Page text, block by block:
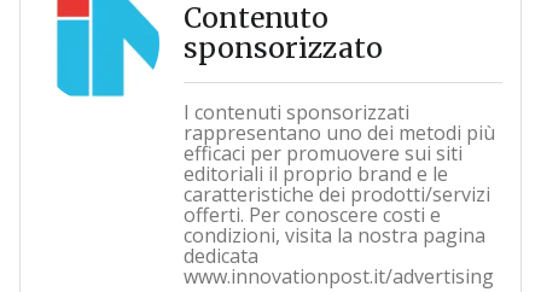
Contenuto
sponsorizzato
I contenuti sponsorizzati
rappresentano uno dei metodi più
efficaci per promuovere sui siti
editoriali il proprio brand e le
caratteristiche dei prodotti/servizi
offerti. Per conoscere costi e
condizioni, visita la nostra pagina
dedicata
www.innovationpost.it/advertising